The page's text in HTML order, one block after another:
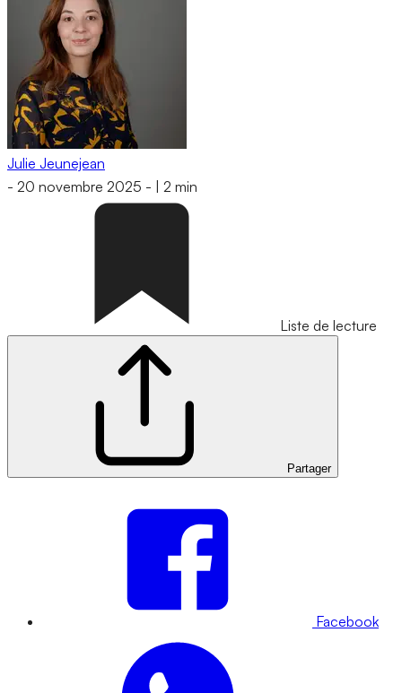
Julie Jeunejean
- 20 novembre 2025 - 2 min
Liste de lecture
Partager
Facebook